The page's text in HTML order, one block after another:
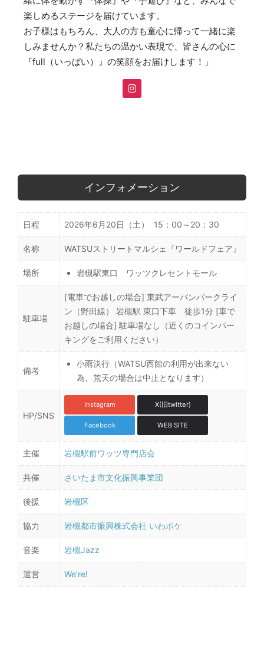
楽しめるステージを届けています。
お子様はもちろん、大人の方も童心に帰って一緒に楽
しみませんか？私たちの温かい表現で、皆さんの心に
『full（いっぱい）』の笑顔をお届けします！」
インフォメーション
日程 2026年6月20日（土） 15：00～20：30
名称 WATSUストリートマルシェ『ワールドフェア』
場所 岩槻駅東口 ワッツクレセントモール
駐車場
[電車でお越しの場合] 東武アーバンパークライ
ン（野田線） 岩槻駅 東口下車 徒歩1分 [車で
お越しの場合] 駐車場なし（近くのコインパー
キングをご利用ください）
備考
小雨決行（WATSU西館の利用が出来ない
為、荒天の場合は中止となります）
HP/SNS
Instagram X(旧twitter)
Facebook WEB SITE
主催 岩槻駅前ワッツ専門店会
共催 さいたま市文化振興事業団
後援 岩槻区
協力 岩槻都市振興株式会社 いわポケ
音楽 岩槻Jazz
運営 We’re!